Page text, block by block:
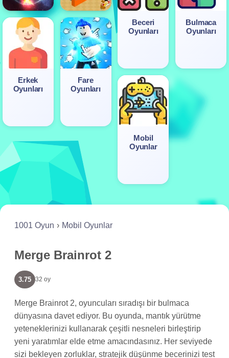
Beceri
Oyunları
Bulmaca
Oyunları
Erkek
Oyunları
Fare
Oyunları
Mobil
Oyunlar
1001 Oyun Mobil Oyunlar
Merge Brainrot 2
3.75 32 oy
Merge Brainrot 2, oyuncuları sıradışı bir bulmaca
dünyasına davet ediyor. Bu oyunda, mantık yürütme
yeteneklerinizi kullanarak çeşitli nesneleri birleştirip
yeni yaratımlar elde etme amacındasınız. Her seviyede
sizi bekleyen zorluklar, stratejik düşünme becerinizi test